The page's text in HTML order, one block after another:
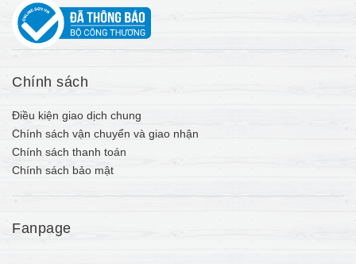
Chính sách
Điều kiện giao dịch chung
Chính sách vận chuyển và giao nhận
Chính sách thanh toán
Chính sách bảo mật
Fanpage